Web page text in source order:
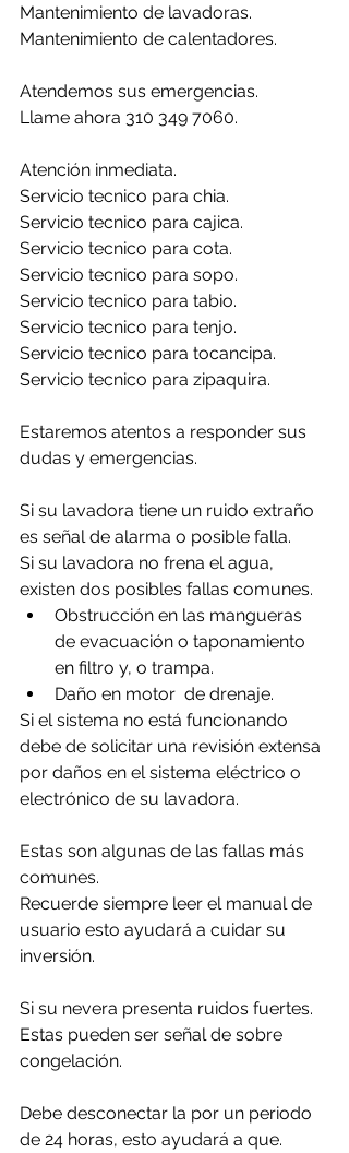
Mantenimiento de lavadoras.
Mantenimiento de calentadores.
Atendemos sus emergencias.
Llame ahora 310 349 7060.
Atención inmediata.
Servicio tecnico para chia.
Servicio tecnico para cajica.
Servicio tecnico para cota.
Servicio tecnico para sopo.
Servicio tecnico para tabio.
Servicio tecnico para tenjo.
Servicio tecnico para tocancipa.
Servicio tecnico para zipaquira.
Estaremos atentos a responder sus
dudas y emergencias.
Si su lavadora tiene un ruido extraño
es señal de alarma o posible falla.
Si su lavadora no frena el agua,
existen dos posibles fallas comunes.
Obstrucción en las mangueras
de evacuación o taponamiento
en filtro y, o trampa.
Daño en motor  de drenaje.
Si el sistema no está funcionando
debe de solicitar una revisión extensa
por daños en el sistema eléctrico o
electrónico de su lavadora.
Estas son algunas de las fallas más
comunes.
Recuerde siempre leer el manual de
usuario esto ayudará a cuidar su
inversión.
Si su nevera presenta ruidos fuertes.
Estas pueden ser señal de sobre
congelación.
Debe desconectar la por un periodo
de 24 horas, esto ayudará a que.